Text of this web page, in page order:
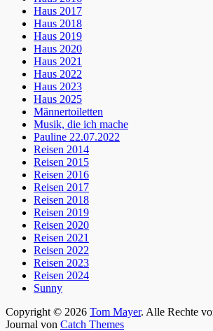
Haus 2017
Haus 2018
Haus 2019
Haus 2020
Haus 2021
Haus 2022
Haus 2023
Haus 2025
Männertoiletten
Musik, die ich mache
Pauline 22.07.2022
Reisen 2014
Reisen 2015
Reisen 2016
Reisen 2017
Reisen 2018
Reisen 2019
Reisen 2020
Reisen 2021
Reisen 2022
Reisen 2023
Reisen 2024
Sunny
Copyright © 2026 Tom Mayer. Alle Rechte
Journal von Catch Themes